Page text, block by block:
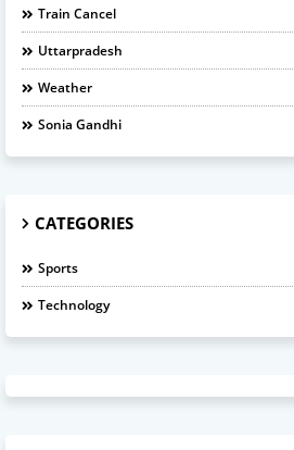
Train Cancel
Uttarpradesh
Weather
Sonia Gandhi
CATEGORIES
Sports
Technology